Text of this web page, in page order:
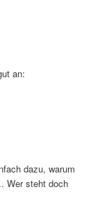
an:
dazu, warum
Wer steht doch